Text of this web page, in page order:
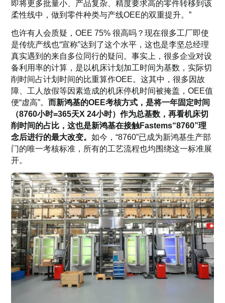
即将更多批量小、产品复杂、精度要求高的零件转移到该
柔性线中，做到零件种类与产线OEE的双重提升。”
也许有人会质疑，OEE 75% 很高吗？现在很多工厂即使
是传统产线也“宣称”达到了这个水平，这也是李坚总经理
真实遇到的来自多位同行的疑问。事实上，很多企业对设
备利用率的计算，是以机床计划加工时间为基数，实际切
削时间占计划时间的比重算作OEE。这其中，很多因故
障、工人放假等因素造成的机床停机时间被掩盖，OEE值
便“虚高”。而新鸿基的OEE考核方式，是将一年固定时间
（8760小时=365天X 24小时）作为总基数，再看机床切
削时间的占比，这也是新鸿基在接触Fastems“8760”理
念后进行的最大改变。如今，“8760”已成为新鸿基生产部
门的唯一考核标准，所有的工艺流程也均围绕这一标准展
开。